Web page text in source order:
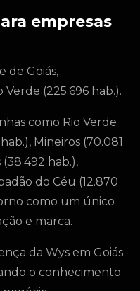
empresas
de Goiás,
(225.696 hab.).
como Rio Verde
Mineiros (70.081
(38.492 hab.),
do Céu (12.870
como um único
e marca.
da Wys em Goiás
o conhecimento